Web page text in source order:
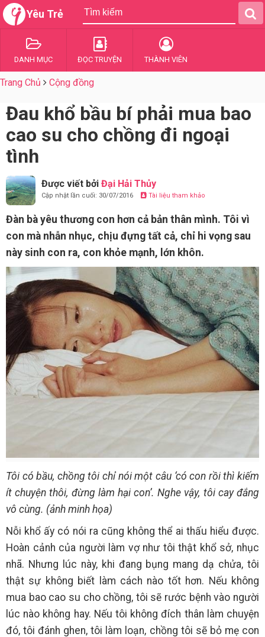
Yêu Trẻ
DANH MỤC ĐỌC TRUYỆN THÀNH VIÊN
Trang Chủ Cộng đồng
Đau khổ bầu bí phải mua bao
cao su cho chồng đi ngoại
tình
Được viết bởi Đại Hải Thủy
Cập nhật lần cuối: 30/07/2016 Tài liệu tham khảo
Đàn bà yêu thương con hơn cả bản thân mình. Tôi vì
con mà nhẫn nhục, chịu đựng tất cả, chỉ hi vọng sau
này sinh con ra, con khỏe mạnh, lớn khôn.
Tôi có bầu, chồng tôi chỉ nói một câu ‘có con rồi thì kiếm
ít chuyện thôi, đừng làm hại con’. Nghe vậy, tôi cay đắng
vô cùng. (ảnh minh họa)
Nỗi khổ ấy có nói ra cũng không thể ai thấu hiểu được.
Hoàn cảnh của người làm vợ như tôi thật khổ sở, nhục
nhã. Nhưng lúc này, khi đang bụng mang dạ chửa, tôi
thật sự không biết làm cách nào tốt hơn. Nếu không
mua bao cao su cho chồng, tôi sẽ rước bệnh vào người
lúc nào không hay. Nếu tôi không đích thân làm chuyện
đó, tôi đánh ghen, tôi làm loạn, chồng tôi sẽ bỏ mẹ con